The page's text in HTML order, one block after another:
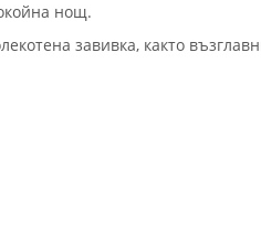
нощ.
завивка, както